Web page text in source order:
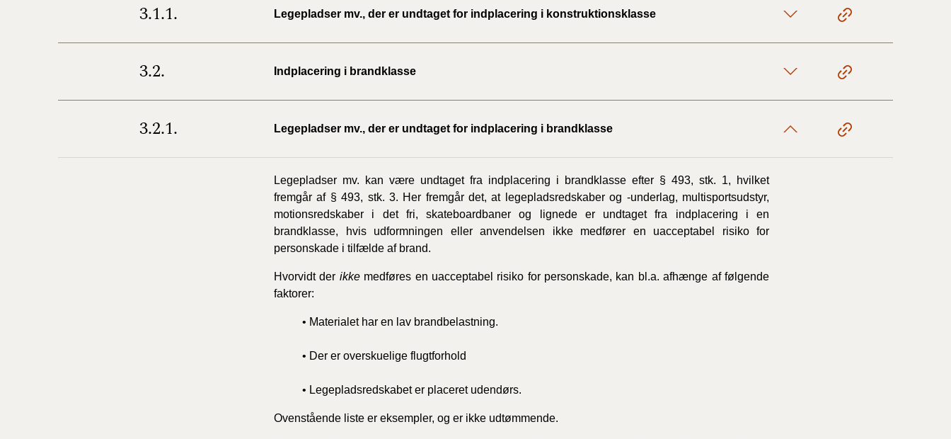
2018)
BR18 (1/1-30/6 2018)
2010)
3.1.1. Legepladser mv., der er undtaget for indplacering i konstruktionsklasse
3.2. Indplacering i brandklasse
3.2.1. Legepladser mv., der er undtaget for indplacering i brandklasse
Legepladser mv. kan være undtaget fra indplacering i brandklasse efter § 493, stk. 1, hvilket
fremgår af § 493, stk. 3. Her fremgår det, at legepladsredskaber og -underlag, multisportsudstyr,
motionsredskaber i det fri, skateboardbaner og lignede er undtaget fra indplacering i en
brandklasse, hvis udformningen eller anvendelsen ikke medfører en uacceptabel risiko for
personskade i tilfælde af brand.
Hvorvidt der ikkemedføres en uacceptabel risiko for personskade, kan bl.a. afhænge af følgende
faktorer:
• Materialet har en lav brandbelastning.
• Der er overskuelige flugtforhold
• Legepladsredskabet er placeret udendørs.
Ovenstående liste er eksempler, og er ikke udtømmende.